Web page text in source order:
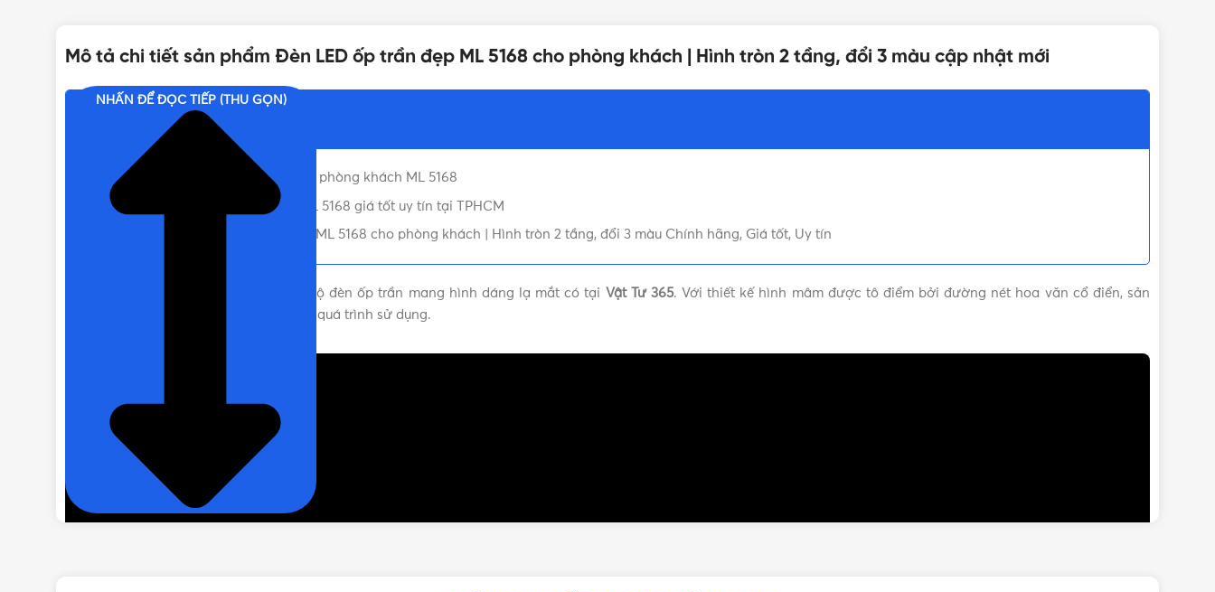
Mô tả chi tiết sản phẩm Đèn LED ốp trần đẹp ML 5168 cho phòng khách | Hình tròn 2 tầng, đổi 3 màu cập nhật mới
Nội dung chính
Đặc điểm của đèn ốp trần trang trí phòng khách ML 5168
Nơi bán đèn trần phòng khách ML 5168 giá tốt uy tín tại TPHCM
Liên hệ mua Đèn LED ốp trần đẹp ML 5168 cho phòng khách | Hình tròn 2 tầng, đổi 3 màu Chính hãng, Giá tốt, Uy tín
là bộ đèn ốp trần mang hình dáng lạ mắt có tại Vật Tư 365. Với thiết kế hình mâm được tô điểm bởi đường nét hoa văn cổ điển, sản
phẩm còn đảm bảo sự chắc chắn trong quá trình sử dụng.
NHẤN ĐỂ ĐỌC TIẾP (THU GỌN)